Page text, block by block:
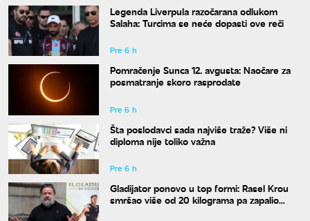
Legenda Liverpula razočarana odlukom
Salaha: Turcima se neće dopasti ove reči
Pre 6 h
Pomračenje Sunca 12. avgusta: Naočare za
posmatranje skoro rasprodate
Pre 6 h
Šta poslodavci sada najviše traže? Više ni
diploma nije toliko važna
Pre 6 h
Gladijator ponovo u top formi: Rasel Krou
smršao više od 20 kilograma pa zapalio